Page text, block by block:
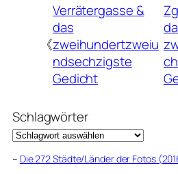
《
Verrätergasse &
das
zweihundertzweiu
ndsechzigste
Gedicht
Schlagwörter
– Die 272 Städte/Länder der Fotos